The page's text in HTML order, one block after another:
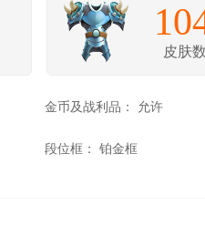
皮肤
金币及战利品： 允许
段位框： 铂金框